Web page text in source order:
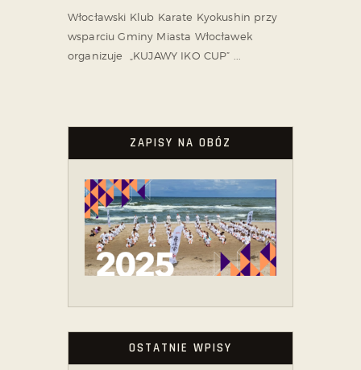
Włocławski Klub Karate Kyokushin przy
wsparciu Gminy Miasta Włocławek
organizuje „KUJAWY IKO CUP” ...
ZAPISY NA OBÓZ
OSTATNIE WPISY